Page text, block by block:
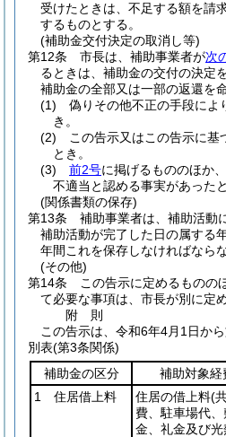
受けたときは、不足する額を請
するものとする。
(補助金交付決定の取消し等)
第12条
市長は、補助事業者が次
るときは、補助金の交付の決定
補助金の全部又は一部の返還を
(1)
偽りその他不正の手段によ
き。
(2)
この告示又はこの告示に基
とき。
(3)
前2号に掲げるもののほか
不適当と認める事実があったと
(関係書類の保存)
第13条
補助事業者は、補助活動
補助活動が完了した日の属する
年間これを保存しなければならな
(その他)
第14条
この告示に定めるものの
て必要な事項は、市長が別に定め
附 則
この告示は、令和6年4月1日から
別表(第3条関係)
補助金の区分
補助対象経
1 住居借上料
住居の借上料(
費、駐車場代、
金、礼金及び光